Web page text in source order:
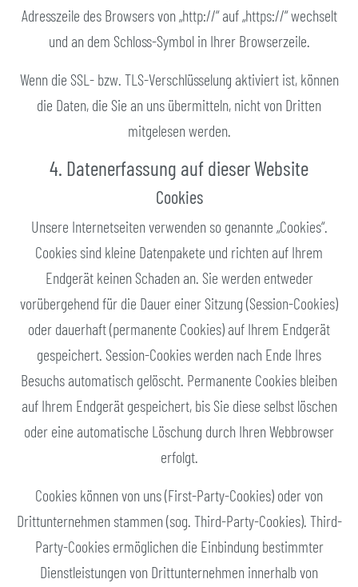
Adresszeile des Browsers von „http://“ auf „https://“ wechselt
und an dem Schloss-Symbol in Ihrer Browserzeile.
Wenn die SSL- bzw. TLS-Verschlüsselung aktiviert ist, können
die Daten, die Sie an uns übermitteln, nicht von Dritten
mitgelesen werden.
4. Datenerfassung auf dieser Website
Cookies
Unsere Internetseiten verwenden so genannte „Cookies“.
Cookies sind kleine Datenpakete und richten auf Ihrem
Endgerät keinen Schaden an. Sie werden entweder
vorübergehend für die Dauer einer Sitzung (Session-Cookies)
oder dauerhaft (permanente Cookies) auf Ihrem Endgerät
gespeichert. Session-Cookies werden nach Ende Ihres
Besuchs automatisch gelöscht. Permanente Cookies bleiben
auf Ihrem Endgerät gespeichert, bis Sie diese selbst löschen
oder eine automatische Löschung durch Ihren Webbrowser
erfolgt.
Cookies können von uns (First-Party-Cookies) oder von
Drittunternehmen stammen (sog. Third-Party-Cookies). Third-
Party-Cookies ermöglichen die Einbindung bestimmter
Dienstleistungen von Drittunternehmen innerhalb von